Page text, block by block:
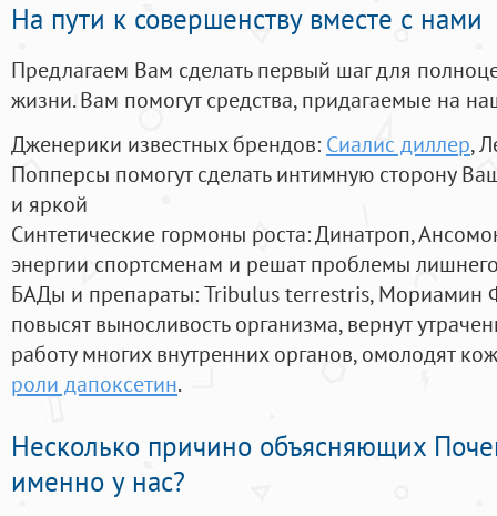
На пути к совершенству вместе с нами
Предлагаем Вам сделать первый шаг для
жизни. Вам помогут средства, придагаемые на
Дженерики известных брендов: Сиалис диллер,
Попперсы помогут сделать интимную сторону
и яркой
Синтетические гормоны роста: Динатроп,
энергии спортсменам и решат проблемы
БАДы и препараты:Tribulus terrestris, Мориамин
повысят выносливость организма, вернут
работу многих внутренних органов, омолодят
роли дапоксетин.
Несколько причино объясняющих
именно у нас?